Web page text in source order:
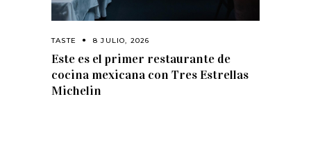
TASTE 8 JULIO, 2026
Este es el primer restaurante de
cocina mexicana con Tres Estrellas
Michelin